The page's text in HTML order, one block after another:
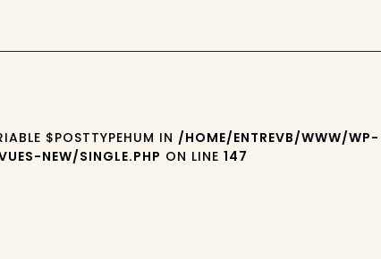
$POSTTYPEHUM IN /HOME/ENTREVB/WWW/WP-
NEW/SINGLE.PHP ON LINE147